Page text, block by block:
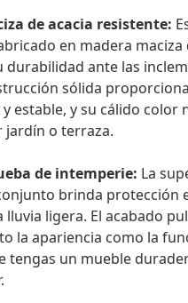
de acacia resistente:
en madera maciza
durabilidad ante las
sólida
estable, y su cálido color
jardín o terraza.
de intemperie: La
brinda protección
lluvia ligera. El acabado
la apariencia como la
tengas un mueble